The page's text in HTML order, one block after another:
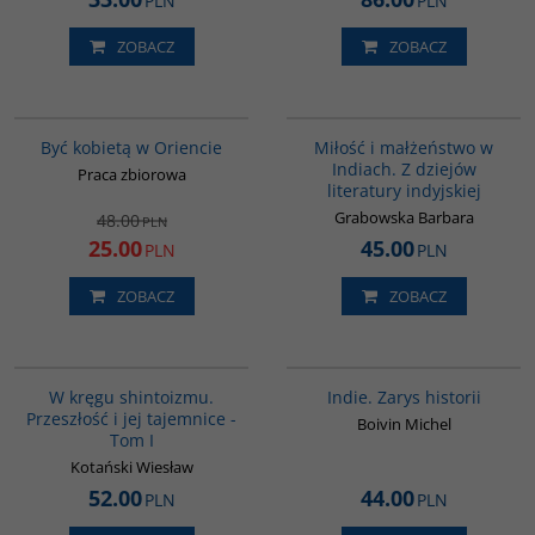
ZOBACZ ZOBACZ
Być kobietą w Oriencie
Praca zbiorowa
48.00PLN
25.00PLN
ZOBACZ
Miłość i małżeństwo w
Indiach. Z dziejów
literatury indyjskiej
Grabowska Barbara
45.00PLN
ZOBACZ
W kręgu shintoizmu.
Przeszłość i jej tajemnice -
Tom I
Kotański Wiesław
52.00PLN
Indie. Zarys historii
Boivin Michel
44.00PLN